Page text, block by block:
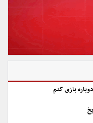
بازی کنم